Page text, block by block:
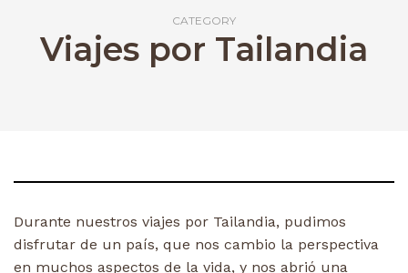
CATEGORY
Viajes por Tailandia
Durante nuestros viajes por Tailandia, pudimos
disfrutar de un país, que nos cambio la perspectiva
en muchos aspectos de la vida, y nos abrió una